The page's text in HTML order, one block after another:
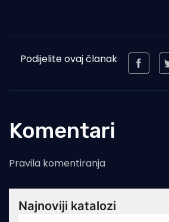
Podijelite ovaj članak
Komentari
Pravila komentiranja